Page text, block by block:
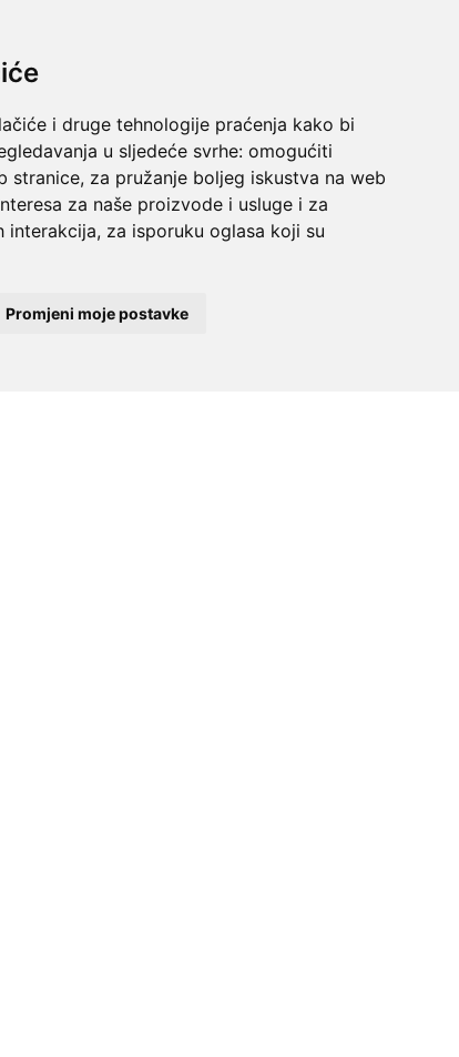
i druge tehnologije praćenja kako bi
u sljedeće svrhe: omogućiti
stranice, za pružanje boljeg iskustva na web
za naše proizvode i usluge i za
interakcija, za isporuku oglasa koji su
Promjeni moje postavke